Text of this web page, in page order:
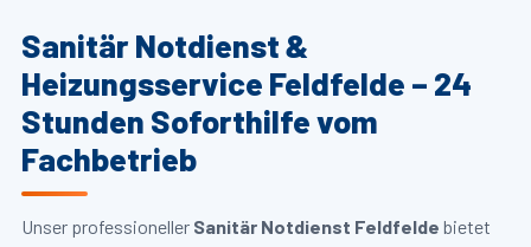
Sanitär Notdienst &
Heizungsservice Feldfelde – 24
Stunden Soforthilfe vom
Fachbetrieb
Unser professioneller Sanitär Notdienst Feldfelde bietet